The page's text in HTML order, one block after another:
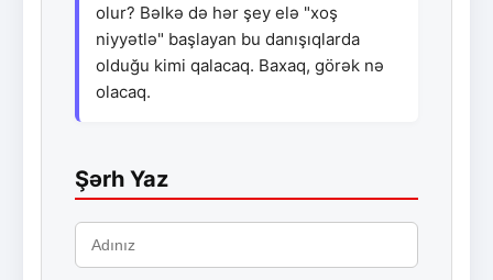
olur? Bəlkə də hər şey elə "xoş
niyyətlə" başlayan bu danışıqlarda
olduğu kimi qalacaq. Baxaq, görək nə
olacaq.
Şərh Yaz